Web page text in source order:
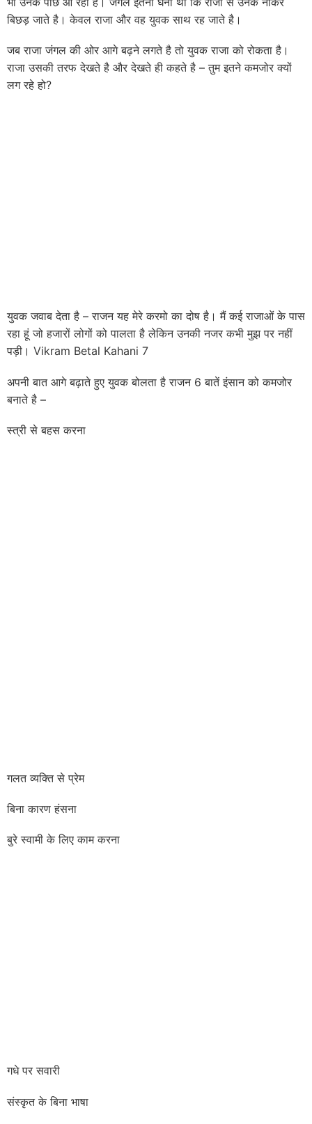
बिछड़ जाते है। केवल राजा और वह युवक साथ रह जाते है।
जब राजा जंगल की ओर आगे बढ़ने लगते है तो युवक राजा को रोकता है।
राजा उसकी तरफ देखते है और देखते ही कहते है – तुम इतने कमजोर क्यों
लग रहे हो?
युवक जवाब देता है – राजन यह मेरे करमो का दोष है। मैं कई राजाओं के पास
रहा हूं जो हजारों लोगों को पालता है लेकिन उनकी नजर कभी मुझ पर नहीं
पड़ी। Vikram Betal Kahani 7
अपनी बात आगे बढ़ाते हुए युवक बोलता है राजन 6 बातें इंसान को कमजोर
बनाते है –
स्त्री से बहस करना
गलत व्यक्ति से प्रेम
बिना कारण हंसना
बुरे स्वामी के लिए काम करना
गधे पर सवारी
संस्कृत के बिना भाषा